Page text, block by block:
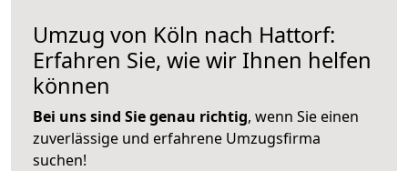
Umzug von Köln nach Hattorf:
Erfahren Sie, wie wir Ihnen helfen
können
Bei uns sind Sie genau richtig, wenn Sie einen
zuverlässige und erfahrene Umzugsfirma
suchen!